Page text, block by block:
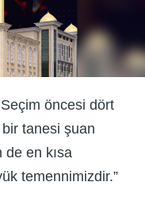
öncesi dört
tanesi şuan
en kısa
temennimizdir.”